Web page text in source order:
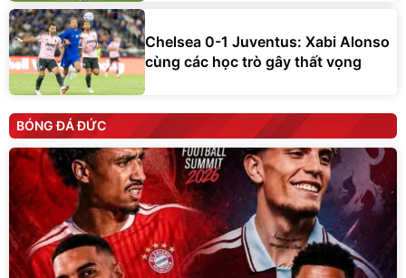
Chelsea 0-1 Juventus: Xabi Alonso
cùng các học trò gây thất vọng
BÓNG ĐÁ ĐỨC